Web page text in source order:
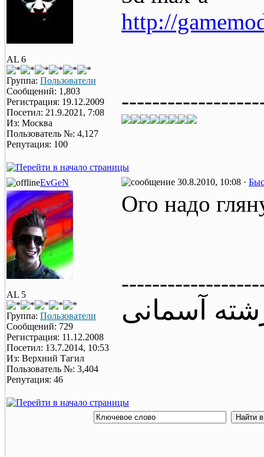
AL 6
Группа: Пользователи
Сообщений: 1,803
Регистрация: 19.12.2009
Посетил: 21.9.2021, 7:08
Из: Москва
Пользователь №: 4,127
Репутация: 100
http://
EvGeN 30.8.2010, 10:08 ·
AL 5
Группа: Пользователи
Сообщений: 729
Регистрация: 11.12.2008
Посетил: 13.7.2014, 10:53
Из: Верхний Тагил
Пользователь №: 3,404
Репутация: 46
Ого надо
آسمانی